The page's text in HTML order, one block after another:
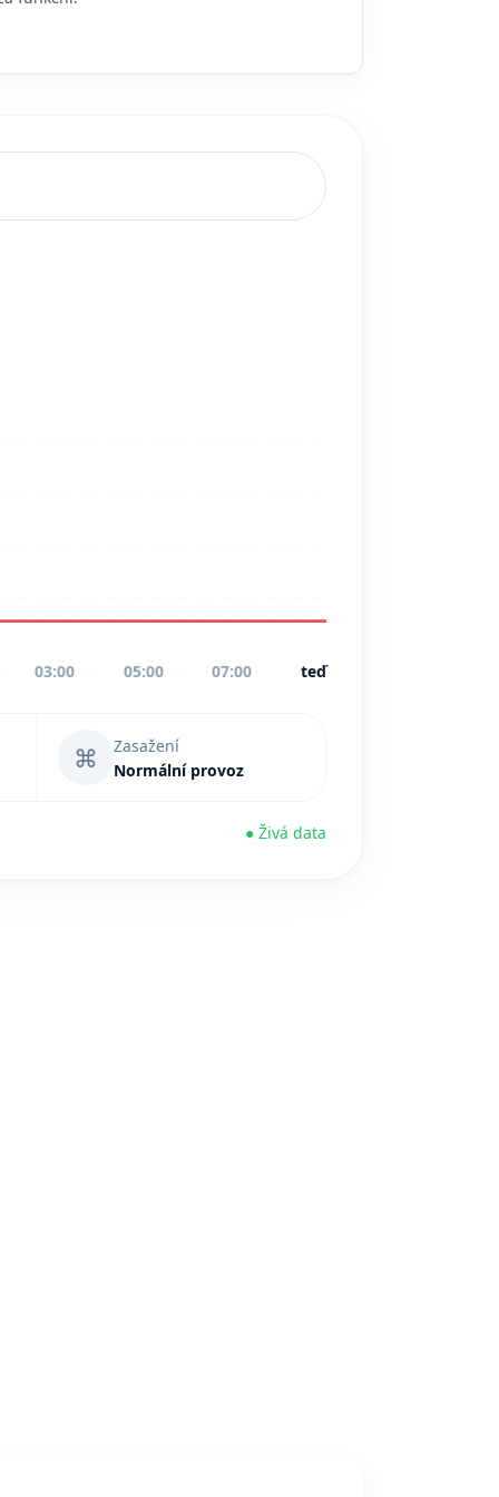
03:00 05:00 07:00 teď
⌘
Zasažení
Normální provoz
● Živá data